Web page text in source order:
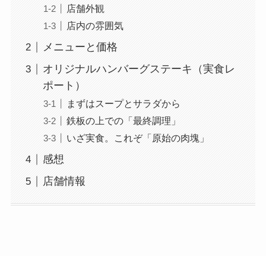
店舗外観
店内の雰囲気
メニューと価格
オリジナルハンバーグステーキ（実食レ
ポート）
まずはスープとサラダから
鉄板の上での「最終調理」
いざ実食。これぞ「原始の肉塊」
感想
店舗情報